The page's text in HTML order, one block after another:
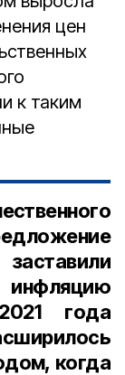
цен
к таким
года
когда